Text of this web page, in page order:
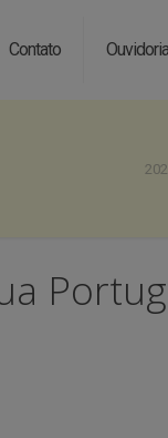
Contato Ouvidoria